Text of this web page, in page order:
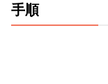
手順